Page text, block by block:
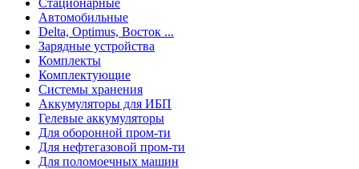
Стационарные
Автомобильные
Delta, Optimus, Восток ...
Зарядные устройства
Комплекты
Комплектующие
Системы хранения
Аккумуляторы для ИБП
Гелевые аккумуляторы
Для оборонной пром-ти
Для нефтегазовой пром-ти
Для поломоечных машин